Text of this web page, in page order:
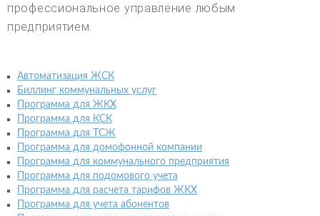
профессиональное управление любым
предприятием.
Автоматизация ЖСК
Биллинг коммунальных услуг
Программа для ЖКХ
Программа для КСК
Программа для ТСЖ
Программа для домофонной компании
Программа для коммунального предприятия
Программа для подомового учета
Программа для расчета тарифов ЖКХ
Программа для учета абонентов